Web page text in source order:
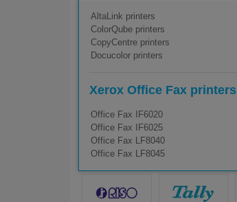
AltaLink printers
ColorQube printers
CopyCentre printers
Docucolor printers
Xerox Office Fax printers
Office Fax IF6020
Office Fax IF6025
Office Fax LF8040
Office Fax LF8045